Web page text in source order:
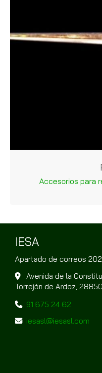
Accesorios para
IESA
Apartado de correos
Avenida de la
Torrejón de Ardoz, 28850,
91 675 24 62
iesasl
iesasl.com